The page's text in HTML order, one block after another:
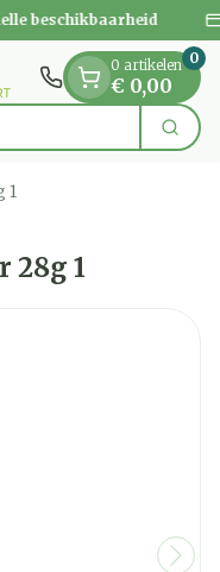
beschikbaarheid
Zoek
0 artikelen
€ 0,00
0
1
28g 1